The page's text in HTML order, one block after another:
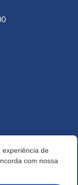
experiência de
com nossa